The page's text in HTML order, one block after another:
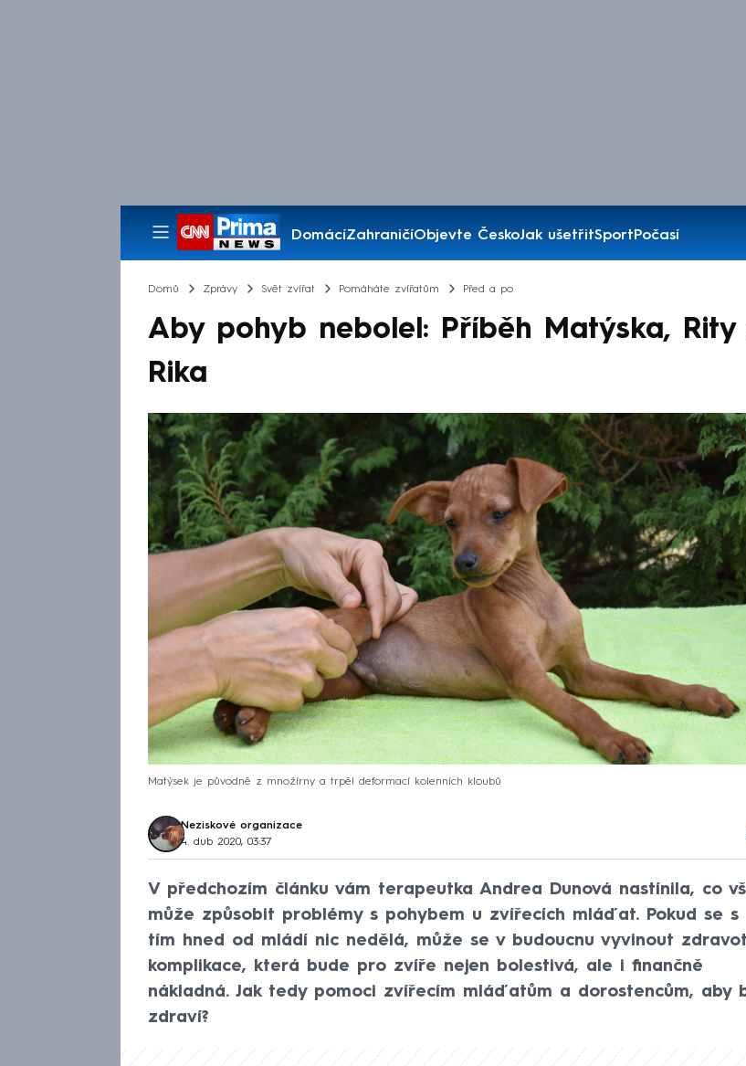
DomácíZahraničíObjevte ČeskoJak ušetřitSportPočasí
Pořady
Domů Zprávy Svět zvířat Pomáháte zvířatům Před a po
Aby pohyb nebolel: Příběh Matýska, Rity
Rika
Matýsek je původně z množírny a trpěl deformací kolenních kloubů
Neziskové organizace
4. dub 2020, 03:37
V předchozím článku vám terapeutka Andrea Dunová nastínila, co
může způsobit problémy s pohybem u zvířecích mláďat. Pokud se s
tím hned od mládí nic nedělá, může se v budoucnu vyvinout
komplikace, která bude pro zvíře nejen bolestivá, ale i finančně
nákladná. Jak tedy pomoci zvířecím mláďatům a dorostencům, aby
zdraví?